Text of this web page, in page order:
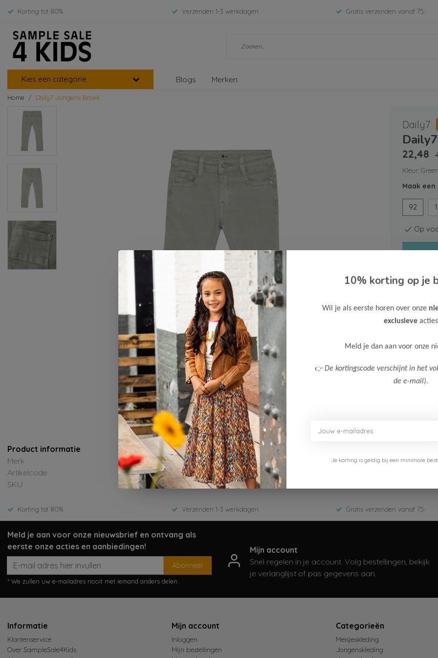
Korting tot 80% Verzenden 1-3 werkdagen Gratis verzenden vanaf 75,-
Kies een categorie Blogs Merken
Home Daily7 Jongens Broek
Daily7
22,48
Kleur:
Maak een
92
Op
Gratis
Meer
Product informatie
Merk
Daily7
Artikelcode
920272-9535-Green Olive
SKU
ED-Winter 2025
Korting tot 80% Verzenden 1-3 werkdagen Gratis verzenden vanaf 75,-
Meld je aan voor onze nieuwsbrief en ontvang als
eerste onze acties en aanbiedingen!
Abonneer
* We zullen uw e-mailadres nooit met iemand anders delen.
Mijn account
Snel regelen in je account. Volg bestellingen, bekijk
je verlanglijst of pas gegevens aan.
Informatie
Klantenservice
Over SampleSale4Kids
Mijn account
Inloggen
Mijn bestellingen
Categorieën
Meisjeskleding
Jongenskleding
10% korting op je
Wil je als eerste horen over onze
exclusieve
Meld je dan aan voor onze
👉 De kortingscode verschijnt in het
de e-mail).
Je korting is geldig bij een minimale